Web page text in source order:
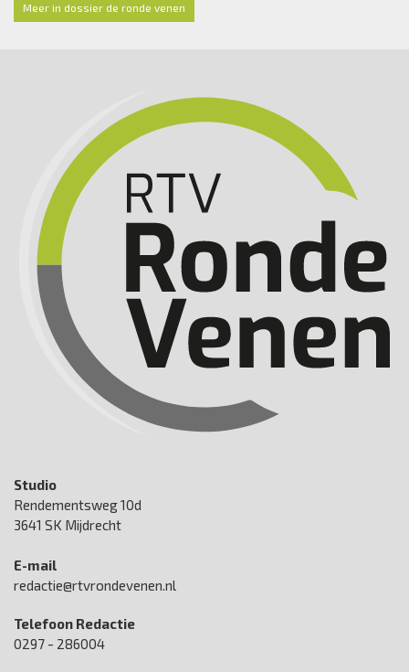
Meer in dossier de ronde venen
Studio
Rendementsweg 10d
3641 SK Mijdrecht
E-mail
redactie@rtvrondevenen.nl
Telefoon Redactie
0297 - 286004